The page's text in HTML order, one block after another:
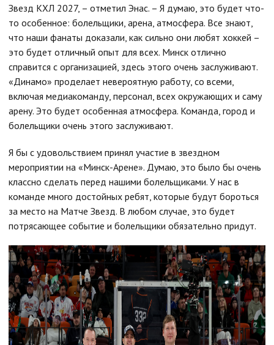
Звезд КХЛ 2027, – отметил Энас. – Я думаю, это будет что-
то особенное: болельщики, арена, атмосфера. Все знают,
что наши фанаты доказали, как сильно они любят хоккей –
это будет отличный опыт для всех. Минск отлично
справится с организацией, здесь этого очень заслуживают.
«Динамо» проделает невероятную работу, со всеми,
включая медиакоманду, персонал, всех окружающих и саму
арену. Это будет особенная атмосфера. Команда, город и
болельщики очень этого заслуживают.
Я бы с удовольствием принял участие в звездном
мероприятии на «Минск-Арене». Думаю, это было бы очень
классно сделать перед нашими болельщиками. У нас в
команде много достойных ребят, которые будут бороться
за место на Матче Звезд. В любом случае, это будет
потрясающее событие и болельщики обязательно придут.